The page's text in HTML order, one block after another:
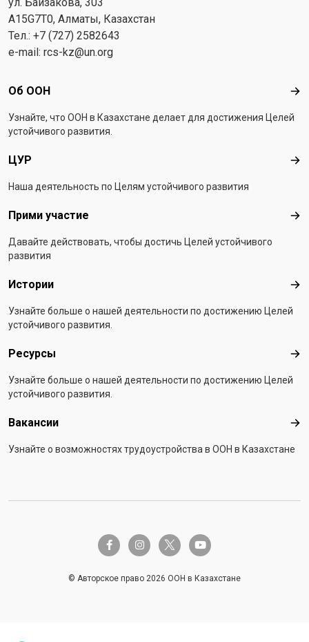
A15G7T0, Алматы, Казахстан
Тел.: +7 (727) 2582643
e-mail: rcs-kz@un.org
Footer menu
Об ООН Об
Узнайте, что ООН в Казахстанe делает для достижения Целей
устойчивого развития.
ЦУР
Наша деятельность по Целям устойчивого развития
Прими участие
Давайте действовать, чтобы достичь Целей устойчивого
развития
Истории
Узнайте больше о нашей деятельности по достижению Целей
устойчивого развития.
Ресурсы
Узнайте больше о нашей деятельности по достижению Целей
устойчивого развития.
Вакансии
Узнайте о возможностях трудоустройства в ООН в Казахстане
facebook-finstagramtwitter-x youtube
© Авторское право 2026 ООН в Казахстане